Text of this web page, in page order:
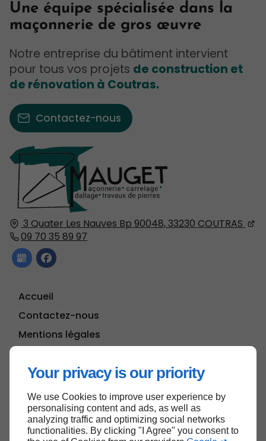
Your privacy is our priority
We use Cookies to improve user experience by
personalising content and ads, as well as
analyzing traffic and optimizing social networks
functionalities. By clicking "I Agree" you consent to
3 Quater Les Nauves Bp 90048,33230 COUTRAS
09 70 35 89 97
Accueil
Contactez-nous
Mentions légales
Une équipe spécialisée dans la
maçonnerie de gros œuvre
Notre entreprise du bâtiment intervient
pour tous vos projets de construction et
de rénovation à Coutras.
Contactez-nous
Haut de page